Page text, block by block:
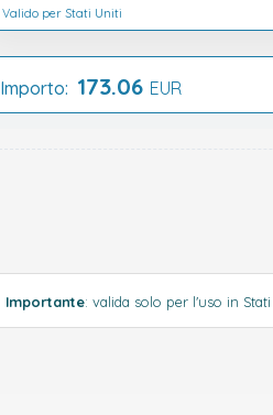
Valido per Stati Uniti
Importo: 173.06 EUR
Importante: valida solo per l'uso in